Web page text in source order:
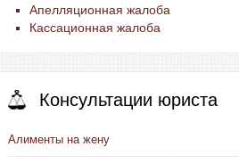
Апелляционная жалоба
Кассационная жалоба
Консультации юриста
Алименты на жену